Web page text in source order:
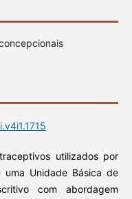
utilizados por
Unidade Básica de
com abordagem